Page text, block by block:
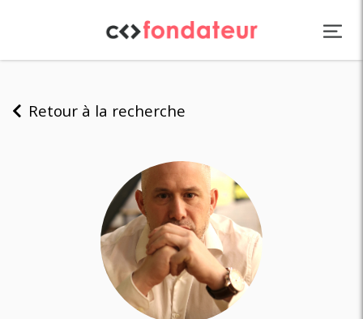
Retour à la recherche